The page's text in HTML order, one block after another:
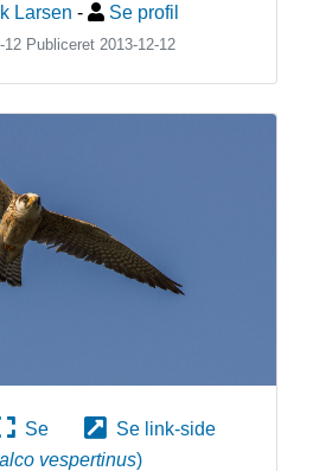
Larsen - Se profil
12 Publiceret 2013-12-12
Se
Se link-side
vespertinus)